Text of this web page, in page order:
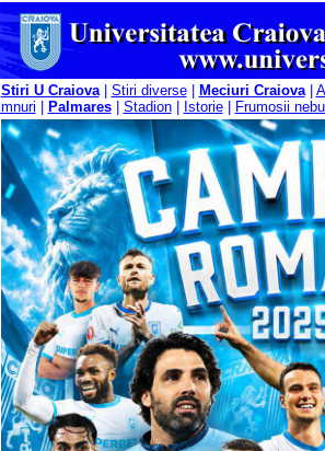
Stiri U Craiova| Stiri diverse| Meciuri Craiova|
Imnuri Palmares| Stadion| Istorie| Frumosii